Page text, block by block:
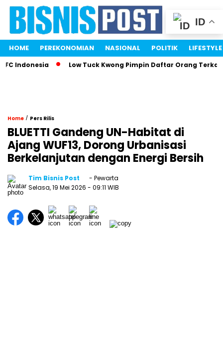
HOME PEREKONOMIAN NASIONAL POLITIK LIFESTYLE
Indonesia Low Tuck Kwong Pimpin Daftar Orang Terkaya
Home / Pers Rilis
BLUETTI Gandeng UN-Habitat di
Ajang WUF13, Dorong Urbanisasi
Berkelanjutan dengan Energi Bersih
Tim Bisnis Post
- Pewarta
Selasa, 19 Mei 2026 - 09:11 WIB
ID